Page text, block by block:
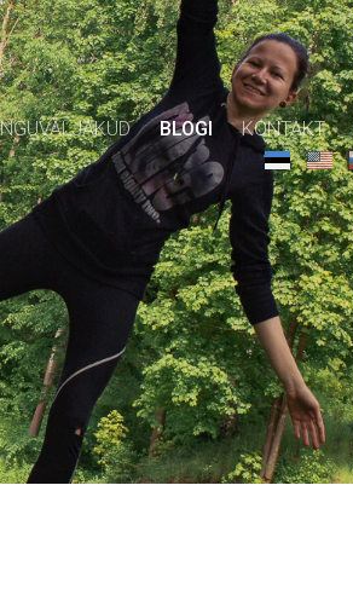
BLOGI KONTAKT